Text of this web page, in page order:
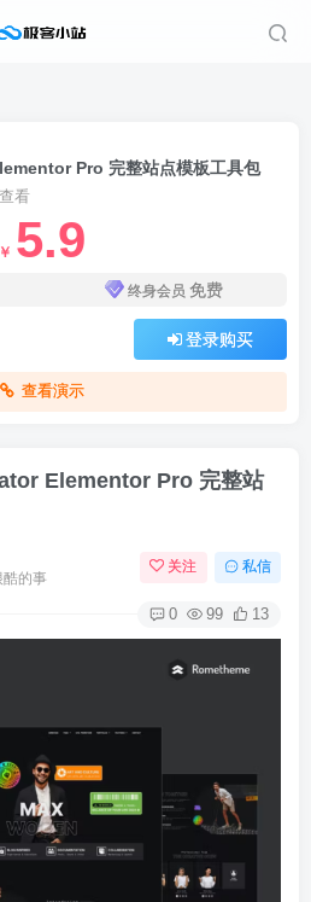
Pro 完整站点模板工具包
看
￥ 5.9
终身会员 免费
登录购买
查看演示
Elementor Pro 完整站
酷的事
关注 私信
0 99 13